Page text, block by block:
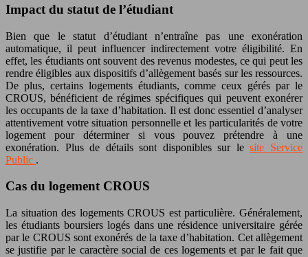
Impact du statut de l’étudiant
Bien que le statut d’étudiant n’entraîne pas une exonération
automatique, il peut influencer indirectement votre éligibilité. En
effet, les étudiants ont souvent des revenus modestes, ce qui peut les
rendre éligibles aux dispositifs d’allègement basés sur les ressources.
De plus, certains logements étudiants, comme ceux gérés par le
CROUS, bénéficient de régimes spécifiques qui peuvent exonérer
les occupants de la taxe d’habitation. Il est donc essentiel d’analyser
attentivement votre situation personnelle et les particularités de votre
logement pour déterminer si vous pouvez prétendre à une
exonération. Plus de détails sont disponibles sur lesite Service
Public .
Cas du logement CROUS
La situation des logements CROUS est particulière. Généralement,
les étudiants boursiers logés dans une résidence universitaire gérée
par le CROUS sont exonérés de la taxe d’habitation. Cet allègement
se justifie par le caractère social de ces logements et par le fait que